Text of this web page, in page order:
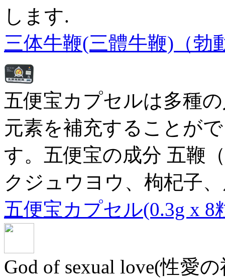
します.
三体牛鞭(三體牛鞭)（勃
五便宝カプセルは多種
元素を補充することが
す。五便宝の成分 五鞭
クジュウヨウ、枸杞子
五便宝カプセル(0.3g x 8
God of sexual love(性愛